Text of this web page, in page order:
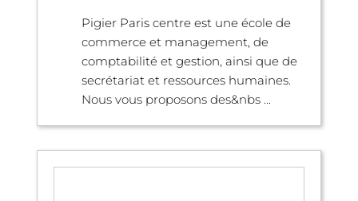
Pigier Paris centre est une école de
commerce et management, de
comptabilité et gestion, ainsi que de
secrétariat et ressources humaines.
Nous vous proposons des&nbs ...